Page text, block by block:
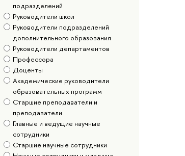
подразделений
Руководители школ
Руководители подразделений
дополнительного образования
Руководители департаментов
Профессора
Доценты
Академические руководители
образовательных программ
Старшие преподаватели и
преподаватели
Главные и ведущие научные
сотрудники
Старшие научные сотрудники